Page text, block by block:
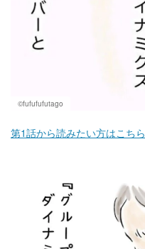
©fufufufutago
第1話から読みたい方はこちら